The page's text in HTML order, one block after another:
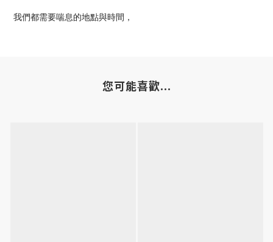
我們都需要喘息的地點與時間，
您可能喜歡...